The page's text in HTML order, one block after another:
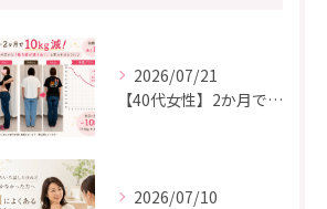
2026/07/21
【40代女性】2か月で10kg減！「このままではいけない」と決意した耳つぼダイエット成功事例
2026/07/10